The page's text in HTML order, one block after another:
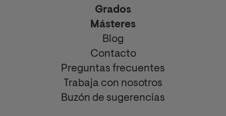
Grados
Másteres
Blog
Contacto
Preguntas frecuentes
Trabaja con nosotros
Buzón de sugerencias